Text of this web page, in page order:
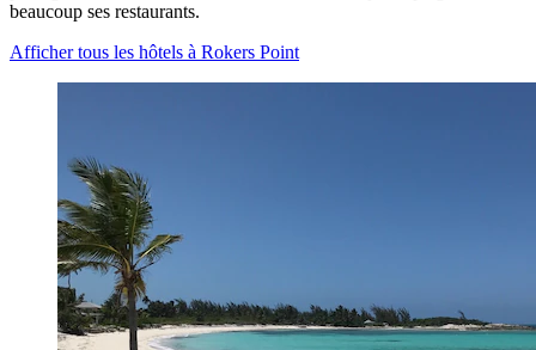
beaucoup ses restaurants.
Afficher tous les hôtels à Rokers Point